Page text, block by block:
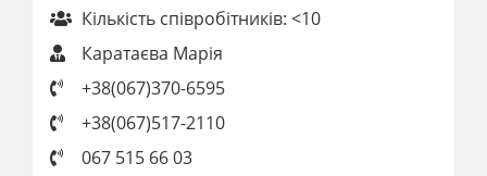
Кількість співробітників: <10
Каратаєва Марія
+38(067)370-6595
+38(067)517-2110
067 515 66 03